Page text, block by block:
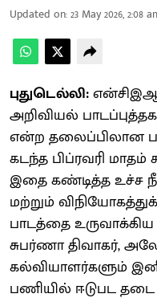
Updated on:23 May 2026, 2:08
புதுடெல்லி:
அறிவியல்
என்ற தலைப்பிலான
கடந்த பிப்ரவரி
இதை கண்டித்த உச்ச
மற்றும்
பாடத்தை
சுபர்ணா திவாகர்,
கல்வியாளர்களும் இனி
பணியில் ஈடுபட தடை